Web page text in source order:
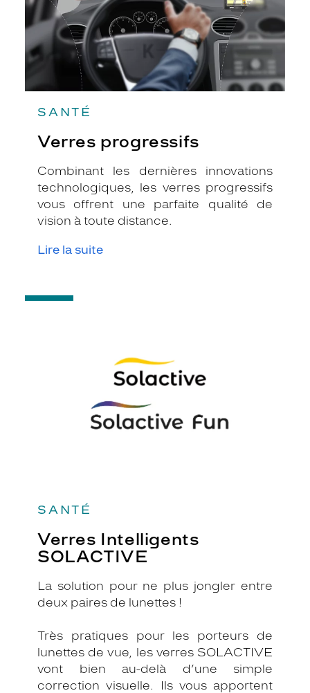
SANTÉ
Verres progressifs
Combinant les dernières innovations
technologiques, les verres progressifs
vous offrent une parfaite qualité de
vision à toute distance.
Lire la suite
SANTÉ
Verres Intelligents
SOLACTIVE
La solution pour ne plus jongler entre
deux paires de lunettes !
Très pratiques pour les porteurs de
lunettes de vue, les verres SOLACTIVE
vont bien au-delà d’une simple
correction visuelle. Ils vous apportent
-